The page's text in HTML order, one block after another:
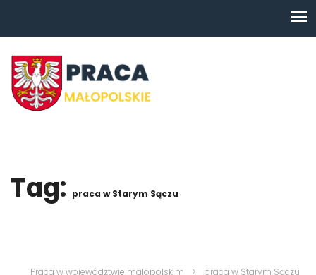
Tag: praca w Starym Sączu
Praca w województwie małopolskim > praca w Starym Sączu